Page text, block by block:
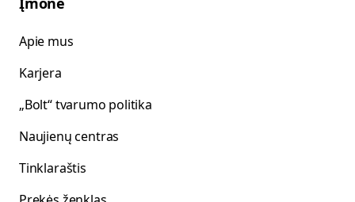
Apie mus
Karjera
„Bolt“ tvarumo politika
Naujienų centras
Tinklaraštis